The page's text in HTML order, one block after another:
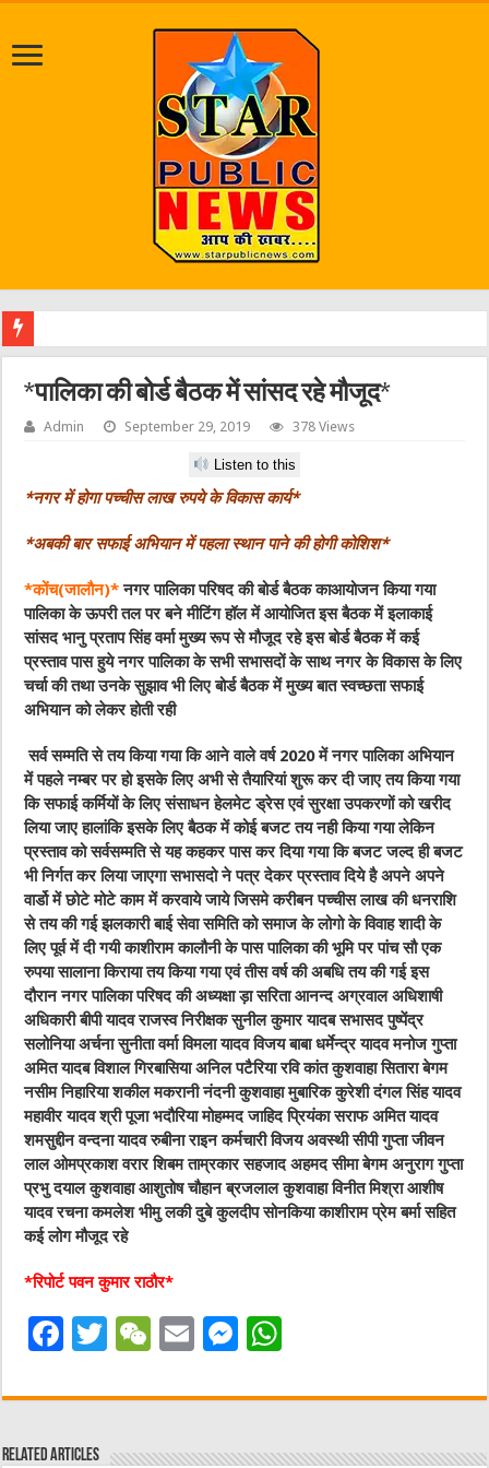
*पालिका की बोर्ड बैठक में सांसद रहे मौजूद*
Admin September 29, 2019 378 Views
Listen to this
*नगर में होगा पच्चीस लाख रुपये के विकास कार्य*
*अबकी बार सफाई अभियान में पहला स्थान पाने की होगी कोशिश*
*कोंच(जालौन)* नगर पालिका परिषद की बोर्ड बैठक काआयोजन किया गया
पालिका के ऊपरी तल पर बने मीटिंग हॉल में आयोजित इस बैठक में इलाकाई
सांसद भानु प्रताप सिंह वर्मा मुख्य रूप से मौजूद रहे इस बोर्ड बैठक में कई
प्रस्ताव पास हुये नगर पालिका के सभी सभासदों के साथ नगर के विकास के लिए
चर्चा की तथा उनके सुझाव भी लिए बोर्ड बैठक में मुख्य बात स्वच्छता सफाई
अभियान को लेकर होती रही
सर्व सम्मति से तय किया गया कि आने वाले वर्ष 2020 में नगर पालिका अभियान
में पहले नम्बर पर हो इसके लिए अभी से तैयारियां शुरू कर दी जाए तय किया गया
कि सफाई कर्मियों के लिए संसाधन हेलमेट ड्रेस एवं सुरक्षा उपकरणों को खरीद
लिया जाए हालांकि इसके लिए बैठक में कोई बजट तय नही किया गया लेकिन
प्रस्ताव को सर्वसम्मति से यह कहकर पास कर दिया गया कि बजट जल्द ही बजट
भी निर्गत कर लिया जाएगा सभासदो ने पत्र देकर प्रस्ताव दिये है अपने अपने
वार्डो में छोटे मोटे काम में करवाये जाये जिसमे करीबन पच्चीस लाख की धनराशि
से तय की गई झलकारी बाई सेवा समिति को समाज के लोगो के विवाह शादी के
लिए पूर्व में दी गयी काशीराम कालौनी के पास पालिका की भूमि पर पांच सौ एक
रुपया सालाना किराया तय किया गया एवं तीस वर्ष की अबधि तय की गई इस
दौरान नगर पालिका परिषद की अध्यक्षा ड़ा सरिता आनन्द अग्रवाल अधिशाषी
अधिकारी बीपी यादव राजस्व निरीक्षक सुनील कुमार यादब सभासद पुष्पेंद्र
सलोनिया अर्चना सुनीता वर्मा विमला यादव विजय बाबा धर्मेन्द्र यादव मनोज गुप्ता
अमित यादब विशाल गिरबासिया अनिल पटैरिया रवि कांत कुशवाहा सितारा बेगम
नसीम निहारिया शकील मकरानी नंदनी कुशवाहा मुबारिक कुरेशी दंगल सिंह यादव
महावीर यादव श्री पूजा भदौरिया मोहम्मद जाहिद प्रियंका सराफ अमित यादव
शमसुद्दीन वन्दना यादव रुबीना राइन कर्मचारी विजय अवस्थी सीपी गुप्ता जीवन
लाल ओमप्रकाश वरार शिबम ताम्रकार सहजाद अहमद सीमा बेगम अनुराग गुप्ता
प्रभु दयाल कुशवाहा आशुतोष चौहान ब्रजलाल कुशवाहा विनीत मिश्रा आशीष
यादव रचना कमलेश भीमु लकी दुबे कुलदीप सोनकिया काशीराम प्रेम बर्मा सहित
कई लोग मौजूद रहे
*रिपोर्ट पवन कुमार राठौर*
F
c
e
T
it
W
C
E
ai
M
ss at
Related Articles